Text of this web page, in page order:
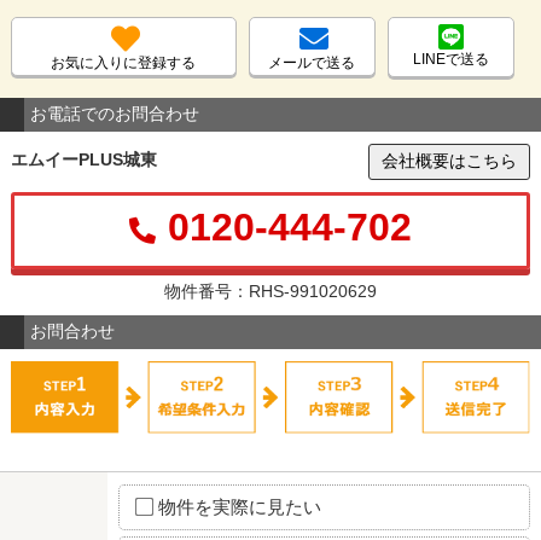
お気に入りに登録する メールで送る LINEで送る
お電話でのお問合わせ
エムイーPLUS城東 会社概要はこちら
0120-444-702
物件番号：RHS-991020629
お問合わせ
物件を実際に見たい